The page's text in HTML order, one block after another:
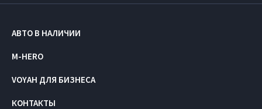
АВТО В НАЛИЧИИ
M-HERO
VOYAH ДЛЯ БИЗНЕСА
КОНТАКТЫ